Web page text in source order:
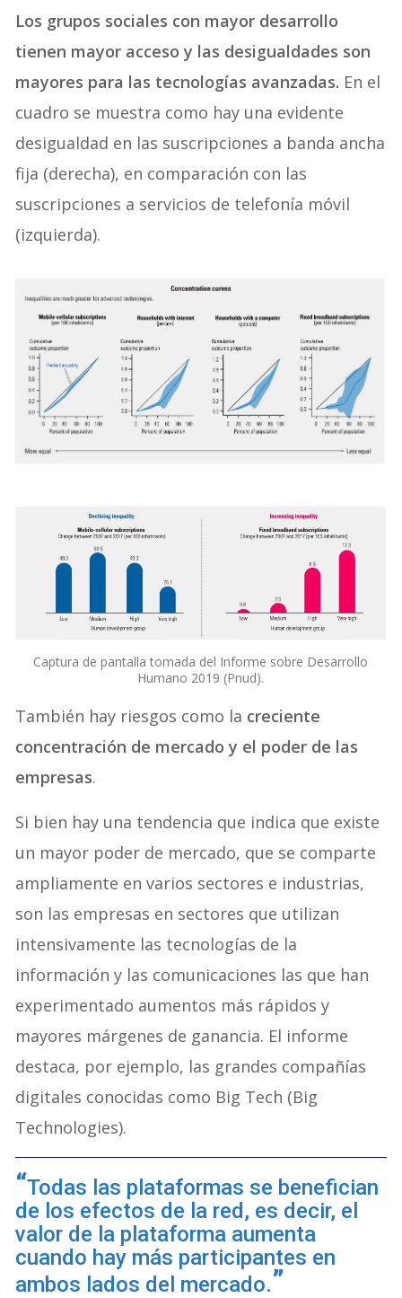
Los grupos sociales con mayor desarrollo
tienen mayor acceso y las desigualdades son
mayores para las tecnologías avanzadas. En el
cuadro se muestra como hay una evidente
desigualdad en las suscripciones a banda ancha
fija (derecha), en comparación con las
suscripciones a servicios de telefonía móvil
(izquierda).
Captura de pantalla tomada del Informe sobre Desarrollo
Humano 2019 (Pnud).
También hay riesgos como la creciente
concentración de mercado y el poder de las
empresas.
Si bien hay una tendencia que indica que existe
un mayor poder de mercado, que se comparte
ampliamente en varios sectores e industrias,
son las empresas en sectores que utilizan
intensivamente las tecnologías de la
información y las comunicaciones las que han
experimentado aumentos más rápidos y
mayores márgenes de ganancia. El informe
destaca, por ejemplo, las grandes compañías
digitales conocidas como Big Tech (Big
Technologies).
Todas las plataformas se benefician
de los efectos de la red, es decir, el
valor de la plataforma aumenta
cuando hay más participantes en
ambos lados del mercado.